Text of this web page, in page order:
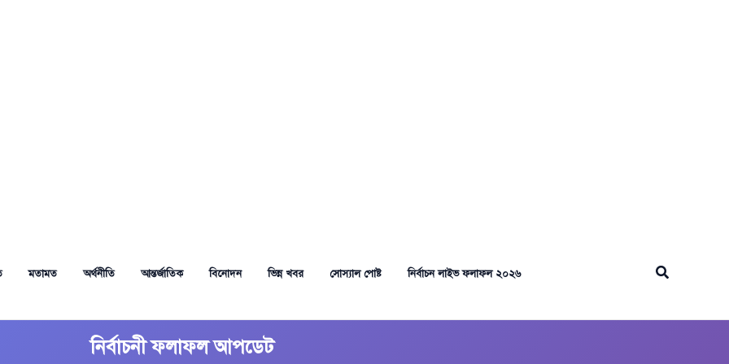
মতামত অর্থনীতি আন্তর্জাতিক বিনোদন ভিন্ন খবর সোস্যাল পোষ্ট নির্বাচন লাইভ ফলাফল ২০২৬ Search
নির্বাচনী ফলাফল আপডেট